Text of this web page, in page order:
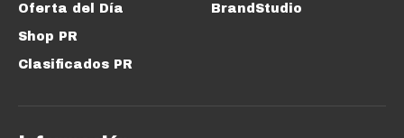
Oferta del Día
Shop PR
Clasificados PR
BrandStudio